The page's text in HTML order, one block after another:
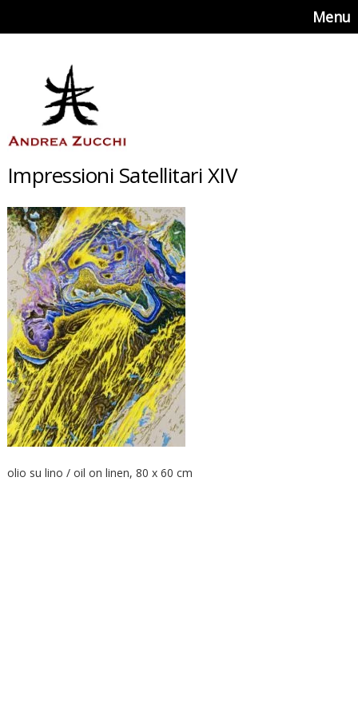
Menu
Impressioni Satellitari XIV
olio su lino / oil on linen, 80 x 60 cm